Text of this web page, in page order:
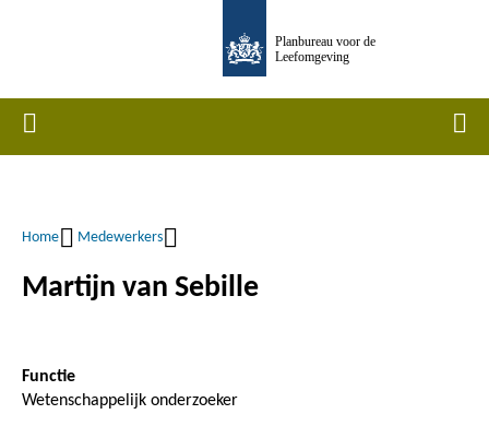
inhoud
Planbureau voor de
Leefomgeving
Home
Kruimelpad
Home Medewerkers
Martijn van Sebille
Functie
Wetenschappelijk onderzoeker